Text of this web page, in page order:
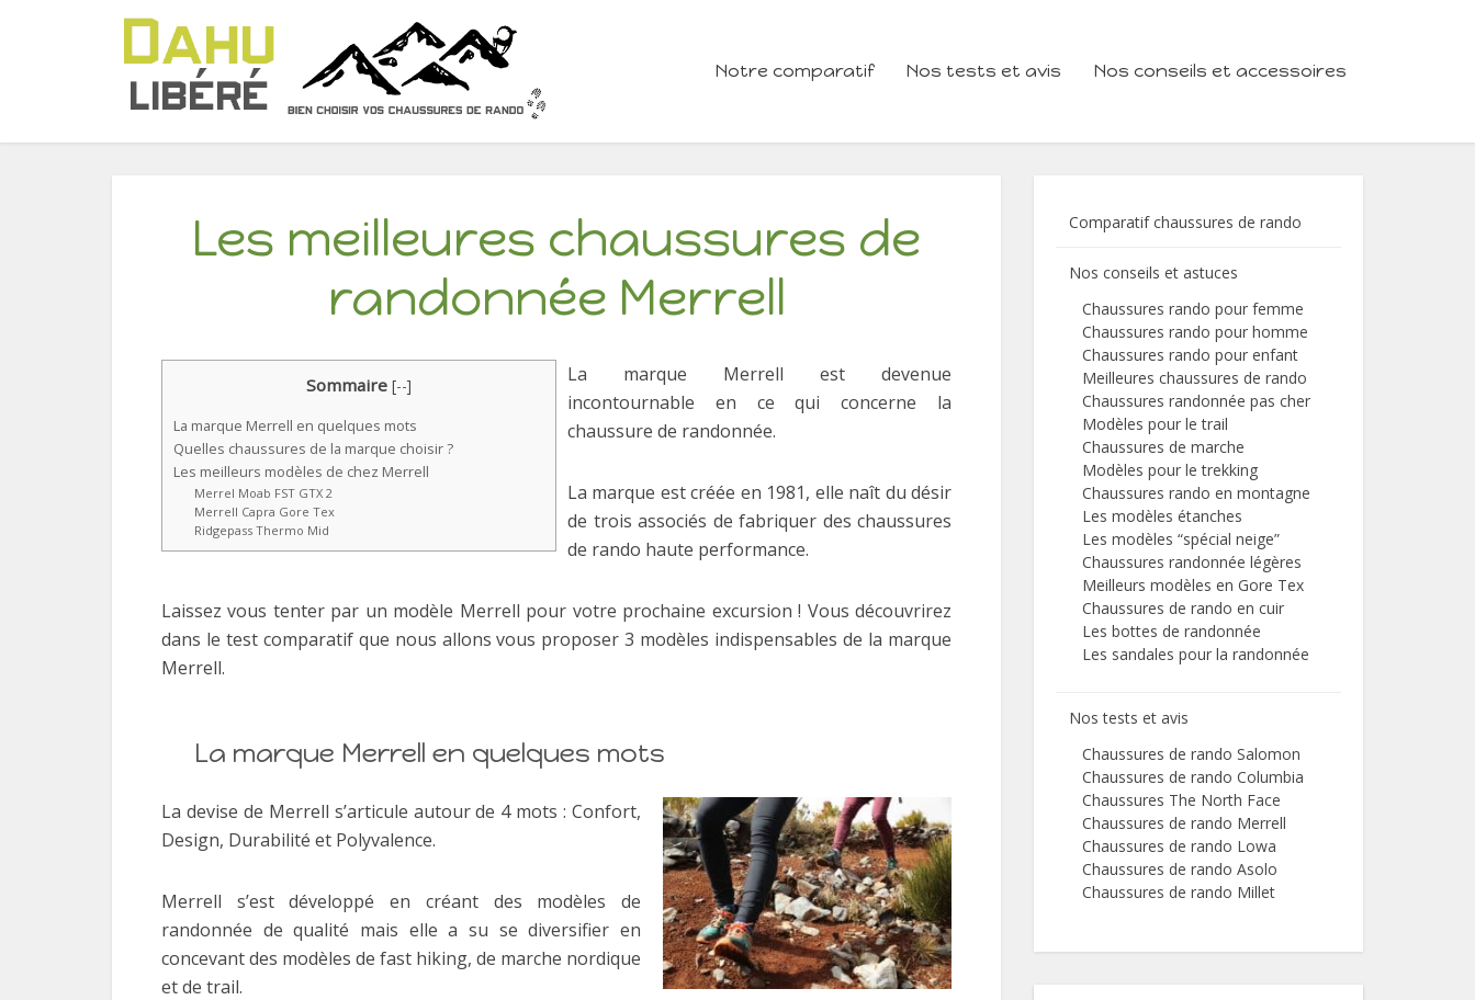
Notre comparatif Nos tests et avis Nos conseils et accessoires
Les meilleures chaussures de
randonnée Merrell
Sommaire [--]
La marque Merrell en quelques mots
Quelles chaussures de la marque choisir ?
Les meilleurs modèles de chez Merrell
Merrel Moab FST GTX 2
Merrell Capra Gore Tex
Ridgepass Thermo Mid
La marque Merrell est devenue
incontournable en ce qui concerne la
chaussure de randonnée.
La marque est créée en 1981, elle naît du désir
de trois associés de fabriquer des chaussures
de rando haute performance.
Laissez vous tenter par un modèle Merrell pour votre prochaine excursion ! Vous découvrirez
dans le test comparatif que nous allons vous proposer 3 modèles indispensables de la marque
Merrell.
La marque Merrell en quelques mots
La devise de Merrell s’articule autour de 4 mots : Confort,
Design, Durabilité et Polyvalence.
Merrell s’est développé en créant des modèles de
randonnée de qualité mais elle a su se diversifier en
concevant des modèles de fast hiking, de marche nordique
et de trail.
Comparatif chaussures de rando
Nos conseils et astuces
Chaussures rando pour femme
Chaussures rando pour homme
Chaussures rando pour enfant
Meilleures chaussures de rando
Chaussures randonnée pas cher
Modèles pour le trail
Chaussures de marche
Modèles pour le trekking
Chaussures rando en montagne
Les modèles étanches
Les modèles “spécial neige”
Chaussures randonnée légères
Meilleurs modèles en Gore Tex
Chaussures de rando en cuir
Les bottes de randonnée
Les sandales pour la randonnée
Nos tests et avis
Chaussures de rando Salomon
Chaussures de rando Columbia
Chaussures The North Face
Chaussures de rando Merrell
Chaussures de rando Lowa
Chaussures de rando Asolo
Chaussures de rando Millet